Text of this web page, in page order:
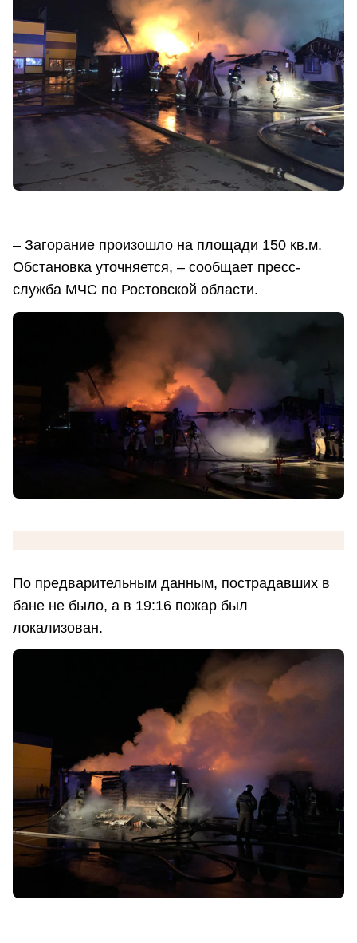
– Загорание произошло на площади 150 кв.м.
Обстановка уточняется, – сообщает пресс-
служба МЧС по Ростовской области.
По предварительным данным, пострадавших в
бане не было, а в 19:16 пожар был
локализован.